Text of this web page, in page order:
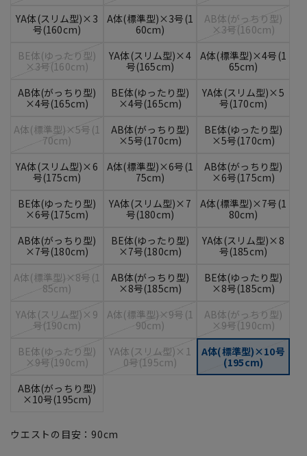
YA体(スリム型)×3
号(160cm)
A体(標準型)×3号(1
60cm)
AB体(がっちり型)
×3号(160cm)
BE体(ゆったり型)
×3号(160cm)
YA体(スリム型)×4
号(165cm)
A体(標準型)×4号(1
65cm)
AB体(がっちり型)
×4号(165cm)
BE体(ゆったり型)
×4号(165cm)
YA体(スリム型)×5
号(170cm)
A体(標準型)×5号(1
70cm)
AB体(がっちり型)
×5号(170cm)
BE体(ゆったり型)
×5号(170cm)
YA体(スリム型)×6
号(175cm)
A体(標準型)×6号(1
75cm)
AB体(がっちり型)
×6号(175cm)
BE体(ゆったり型)
×6号(175cm)
YA体(スリム型)×7
号(180cm)
A体(標準型)×7号(1
80cm)
AB体(がっちり型)
×7号(180cm)
BE体(ゆったり型)
×7号(180cm)
YA体(スリム型)×8
号(185cm)
A体(標準型)×8号(1
85cm)
AB体(がっちり型)
×8号(185cm)
BE体(ゆったり型)
×8号(185cm)
YA体(スリム型)×9
号(190cm)
A体(標準型)×9号(1
90cm)
AB体(がっちり型)
×9号(190cm)
BE体(ゆったり型)
×9号(190cm)
YA体(スリム型)×1
0号(195cm)
A体(標準型)×10号
(195cm)
AB体(がっちり型)
×10号(195cm)
ウエストの目安： 90cm